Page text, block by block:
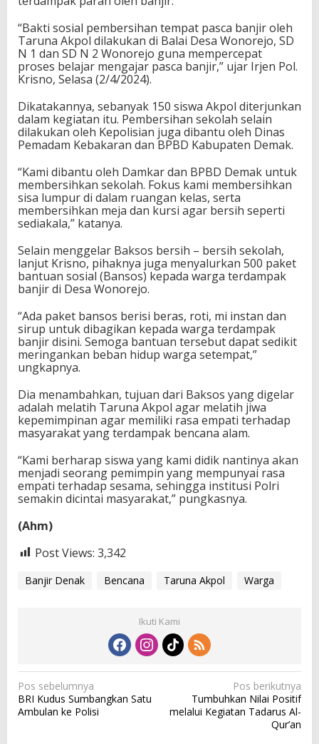
“Bakti sosial pembersihan tempat pasca banjir oleh
Taruna Akpol dilakukan di Balai Desa Wonorejo, SD
N 1 dan SD N 2 Wonorejo guna mempercepat
proses belajar mengajar pasca banjir,” ujar Irjen Pol.
Krisno, Selasa (2/4/2024).
Dikatakannya, sebanyak 150 siswa Akpol diterjunkan
dalam kegiatan itu. Pembersihan sekolah selain
dilakukan oleh Kepolisian juga dibantu oleh Dinas
Pemadam Kebakaran dan BPBD Kabupaten Demak.
“Kami dibantu oleh Damkar dan BPBD Demak untuk
membersihkan sekolah. Fokus kami membersihkan
sisa lumpur di dalam ruangan kelas, serta
membersihkan meja dan kursi agar bersih seperti
sediakala,” katanya.
Selain menggelar Baksos bersih – bersih sekolah,
lanjut Krisno, pihaknya juga menyalurkan 500 paket
bantuan sosial (Bansos) kepada warga terdampak
banjir di Desa Wonorejo.
“Ada paket bansos berisi beras, roti, mi instan dan
sirup untuk dibagikan kepada warga terdampak
banjir disini. Semoga bantuan tersebut dapat sedikit
meringankan beban hidup warga setempat,”
ungkapnya.
Dia menambahkan, tujuan dari Baksos yang digelar
adalah melatih Taruna Akpol agar melatih jiwa
kepemimpinan agar memiliki rasa empati terhadap
masyarakat yang terdampak bencana alam.
“Kami berharap siswa yang kami didik nantinya akan
menjadi seorang pemimpin yang mempunyai rasa
empati terhadap sesama, sehingga institusi Polri
semakin dicintai masyarakat,” pungkasnya.
(Ahm)
Post Views: 3,342
Banjir Denak Bencana Taruna Akpol Warga
Ikuti Kami
N
a
Pos sebelumnya
BRI Kudus Sumbangkan Satu
Ambulan ke Polisi
Pos berikutnya
Tumbuhkan Nilai Positif
melalui Kegiatan Tadarus Al-
Qur’an